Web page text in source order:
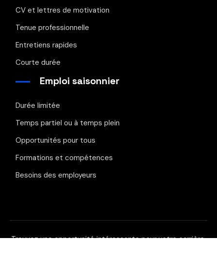
CV et lettres de motivation
Tenue professionnelle
Entretiens rapides
Courte durée
Emploi saisonnier
Durée limitée
Temps partiel ou à temps plein
Opportunités pour tous
Formations et compétences
Besoins des employeurs
Trouvez une opportunité intéressante pour votre carrière.